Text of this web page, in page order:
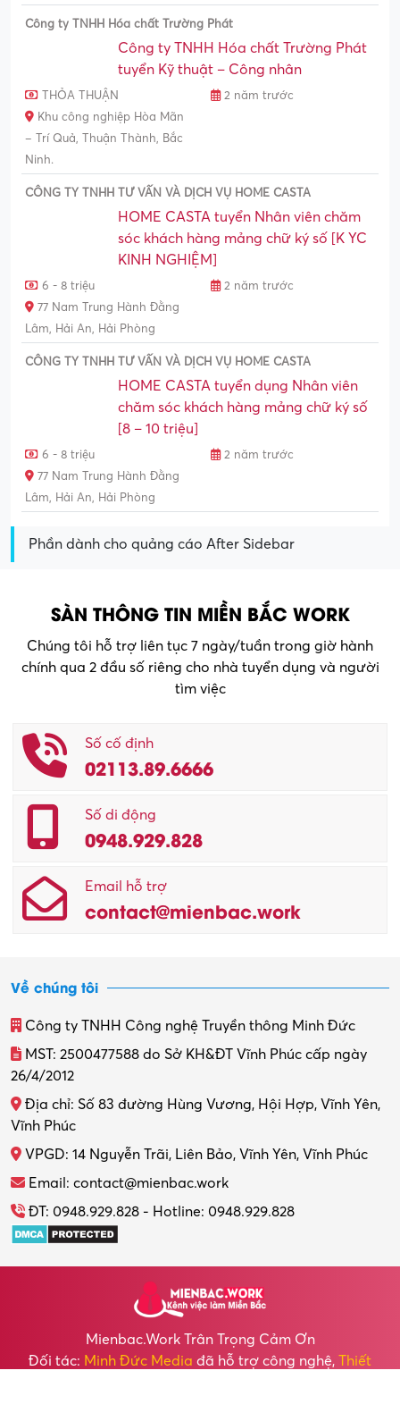
Công ty TNHH Hóa chất Trường Phát
Công ty TNHH Hóa chất Trường Phát
tuyển Kỹ thuật – Công nhân
THỎA THUẬN
2 năm trước
Khu công nghiệp Hòa Mãn
– Trí Quả, Thuận Thành, Bắc
Ninh.
CÔNG TY TNHH TƯ VẤN VÀ DỊCH VỤ HOME CASTA
HOME CASTA tuyển Nhân viên chăm
sóc khách hàng mảng chữ ký số [K YC
KINH NGHIỆM]
6 - 8 triệu
2 năm trước
77 Nam Trung Hành Đằng
Lâm, Hải An, Hải Phòng
CÔNG TY TNHH TƯ VẤN VÀ DỊCH VỤ HOME CASTA
HOME CASTA tuyển dụng Nhân viên
chăm sóc khách hàng mảng chữ ký số
[8 – 10 triệu]
6 - 8 triệu
2 năm trước
77 Nam Trung Hành Đằng
Lâm, Hải An, Hải Phòng
Phần dành cho quảng cáo After Sidebar
SÀN THÔNG TIN MIỀN BẮC WORK
Chúng tôi hỗ trợ liên tục 7 ngày/tuần trong giờ hành
chính qua 2 đầu số riêng cho nhà tuyển dụng và người
tìm việc
Số cố định
02113.89.6666
Số di động
0948.929.828
Email hỗ trợ
contact@mienbac.work
Về chúng tôi
Công ty TNHH Công nghệ Truyền thông Minh Đức
MST: 2500477588 do Sở KH&ĐT Vĩnh Phúc cấp ngày
26/4/2012
Địa chỉ: Số 83 đường Hùng Vương, Hội Hợp, Vĩnh Yên,
Vĩnh Phúc
VPGD: 14 Nguyễn Trãi, Liên Bảo, Vĩnh Yên, Vĩnh Phúc
Email: contact@mienbac.work
ĐT: 0948.929.828 - Hotline: 0948.929.828
Mienbac.work Trân Trọng Cảm Ơn
Đối tác: Minh Đức Media đã hỗ trợ công nghệ, Thiết